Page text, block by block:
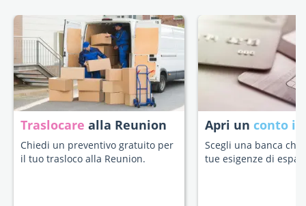
Traslocare alla Reunion
Chiedi un preventivo gratuito per
il tuo trasloco alla Reunion.
Apri un conto
Scegli una banca che
tue esigenze di